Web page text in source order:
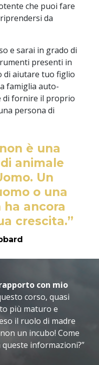
che puoi fare
da
e sarai in grado di
presenti in
di aiutare tuo figlio
famiglia auto-
di fornire il proprio
persona di
è una
animale
Un
o una
ancora
crescita.”
con mio
corso, quasi
più maturo e
il ruolo di madre
un incubo! Come
informazioni?”